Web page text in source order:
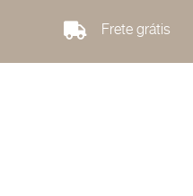
Frete grátis